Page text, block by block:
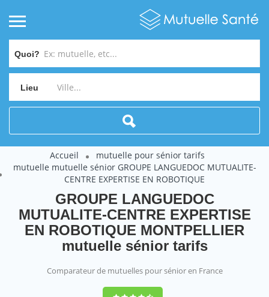
Quoi?
Lieu
Accueil
mutuelle pour sénior tarifs
mutuelle mutuelle sénior GROUPE LANGUEDOC MUTUALITE-
CENTRE EXPERTISE EN ROBOTIQUE
GROUPE LANGUEDOC
MUTUALITE-CENTRE EXPERTISE
EN ROBOTIQUE MONTPELLIER
mutuelle sénior tarifs
Comparateur de mutuelles pour sénior en France